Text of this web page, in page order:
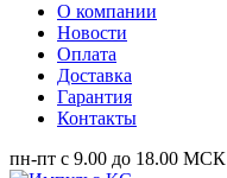
О компании
Новости
Оплата
Доставка
Гарантия
Контакты
пн-пт с 9.00 до 18.00 МСК